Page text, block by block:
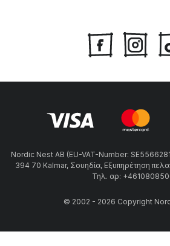
Nordic Nest AB (EU-VAT-Number:
394 70 Kalmar, Σουηδία, Εξυπηρέτηση
Τηλ. αρ:
© 2002 - 2026 Copyright